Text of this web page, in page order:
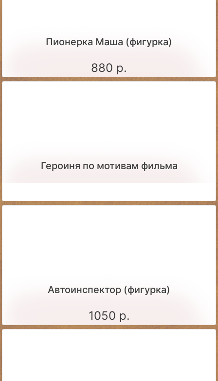
Пионерка Маша (фигурка)
880 р.
Героиня по мотивам фильма
Автоинспектор (фигурка)
1050 р.